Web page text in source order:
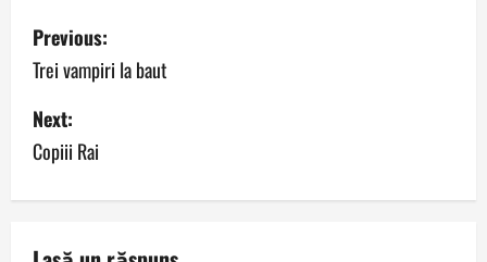
P
o
s
t
n
Previous:
Trei vampiri la baut
Next:
Copiii Rai